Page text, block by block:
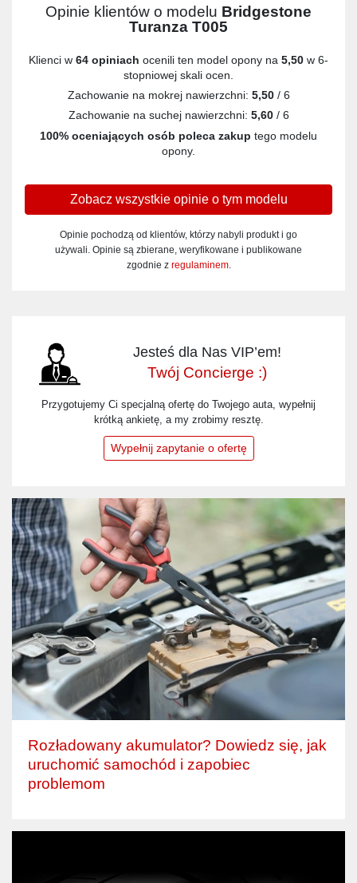
Opinie klientów o modelu Bridgestone
Turanza T005
Klienci w 64 opiniach ocenili ten model opony na 5,50 w 6-
stopniowej skali ocen.
Zachowanie na mokrej nawierzchni: 5,50/ 6
Zachowanie na suchej nawierzchni: 5,60/ 6
100% oceniających osób poleca zakup tego modelu
opony.
Zobacz wszystkie opinie o tym modelu
Opinie pochodzą od klientów, którzy nabyli produkt i go
używali. Opinie są zbierane, weryfikowane i publikowane
zgodnie z regulaminem.
Jesteś dla Nas VIP’em!
Twój Concierge :)
Przygotujemy Ci specjalną ofertę do Twojego auta, wypełnij
krótką ankietę, a my zrobimy resztę.
Wypełnij zapytanie o ofertę
Rozładowany akumulator? Dowiedz się, jak
uruchomić samochód i zapobiec
problemom